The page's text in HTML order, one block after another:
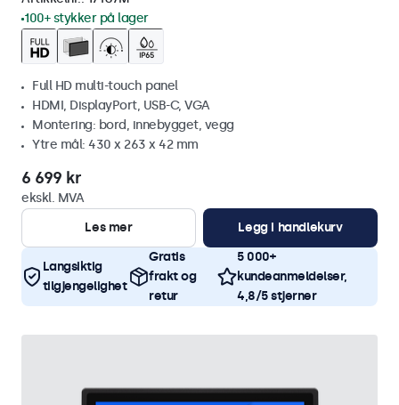
100+ stykker på lager
Full HD multi-touch panel
HDMI, DisplayPort, USB-C, VGA
Montering: bord, innebygget, vegg
Ytre mål: 430 x 263 x 42 mm
6 699 kr
ekskl. MVA
Les mer
Legg i handlekurv
Langsiktig
tilgjengelighet
Gratis
frakt og
retur
5 000+
kundeanmeldelser,
4,8/5 stjerner